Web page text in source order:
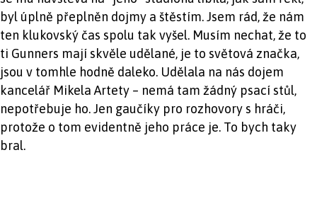
byl úplně přeplněn dojmy a štěstím. Jsem rád, že nám
ten klukovský čas spolu tak vyšel. Musím nechat, že to
ti Gunners mají skvěle udělané, je to světová značka,
jsou v tomhle hodně daleko. Udělala na nás dojem
kancelář Mikela Artety – nemá tam žádný psací stůl,
nepotřebuje ho. Jen gaučíky pro rozhovory s hráči,
protože o tom evidentně jeho práce je. To bych taky
bral.